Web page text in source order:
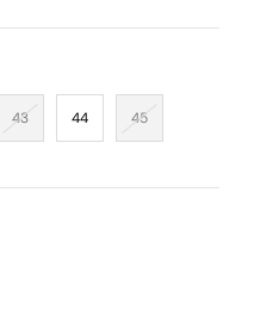
43 44 45